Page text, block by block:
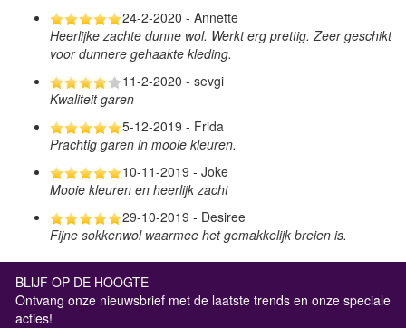
24-2-2020 - Annette
Heerlijke zachte dunne wol. Werkt erg prettig. Zeer geschikt
voor dunnere gehaakte kleding.
11-2-2020 - sevgi
Kwaliteit garen
5-12-2019 - Frida
Prachtig garen in mooie kleuren.
10-11-2019 - Joke
Mooie kleuren en heerlijk zacht
29-10-2019 - Desiree
Fijne sokkenwol waarmee het gemakkelijk breien is.
BLIJF OP DE HOOGTE
Ontvang onze nieuwsbrief met de laatste trends en onze speciale
acties!